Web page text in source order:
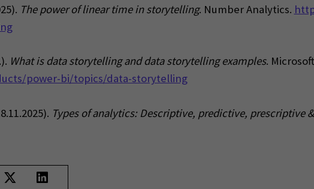
The power of linear time in storytelling. Number Analytics.
What is data storytelling and data storytelling examples.
power-bi/topics/data-storytelling
Types of analytics: Descriptive, predictive, prescriptive